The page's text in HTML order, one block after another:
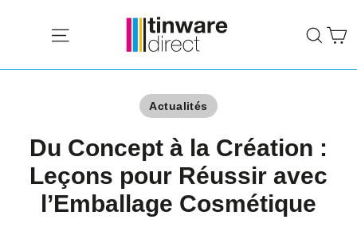
Actualités
Du Concept à la Création :
Leçons pour Réussir avec
l’Emballage Cosmétique